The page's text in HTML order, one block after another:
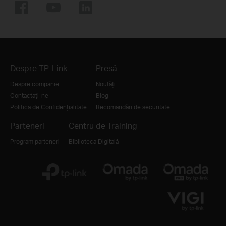
Despre TP-Link
Despre companie
Contactați-ne
Politica de Confidențialitate
Presă
Noutăți
Blog
Recomandări de securitate
Parteneri
Program parteneri
Centru de Training
Biblioteca Digitală